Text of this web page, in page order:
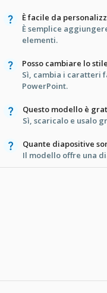
È facile da
È semplice
elementi.
Posso cambiare lo
Sì, cambia i caratteri
PowerPoint.
Questo modello è
Sì, scaricalo e usalo
Quante diapositive
Il modello offre una